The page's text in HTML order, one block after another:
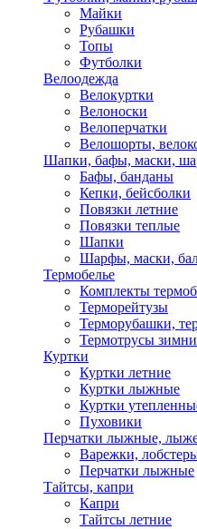
Майки
Рубашки
Топы
Футболки
Велоодежда
Велокуртки
Велоноски
Велоперчатки
Велошорты,
Шапки, бафы, маски,
Бафы, банданы
Кепки, бейсболки
Повязки летние
Повязки теплые
Шапки
Шарфы, маски,
Термобелье
Комплекты
Терморейтузы
Терморубашки,
Термотрусы
Куртки
Куртки летние
Куртки лыжные
Куртки
Пуховики
Перчатки лыжные,
Варежки,
Перчатки лыжные
Тайтсы, капри
Капри
Тайтсы летние